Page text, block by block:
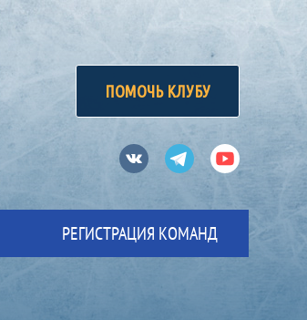
ПОМОЧЬ КЛУБУ
ВконтактеТелеграмЮтуб
РЕГИСТРАЦИЯ КОМАНД